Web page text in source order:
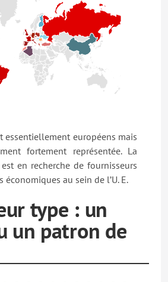
essentiellement européens mais
fortement représentée. La
en recherche de fournisseurs
économiques au sein de l’U. E.
type : un
un patron de